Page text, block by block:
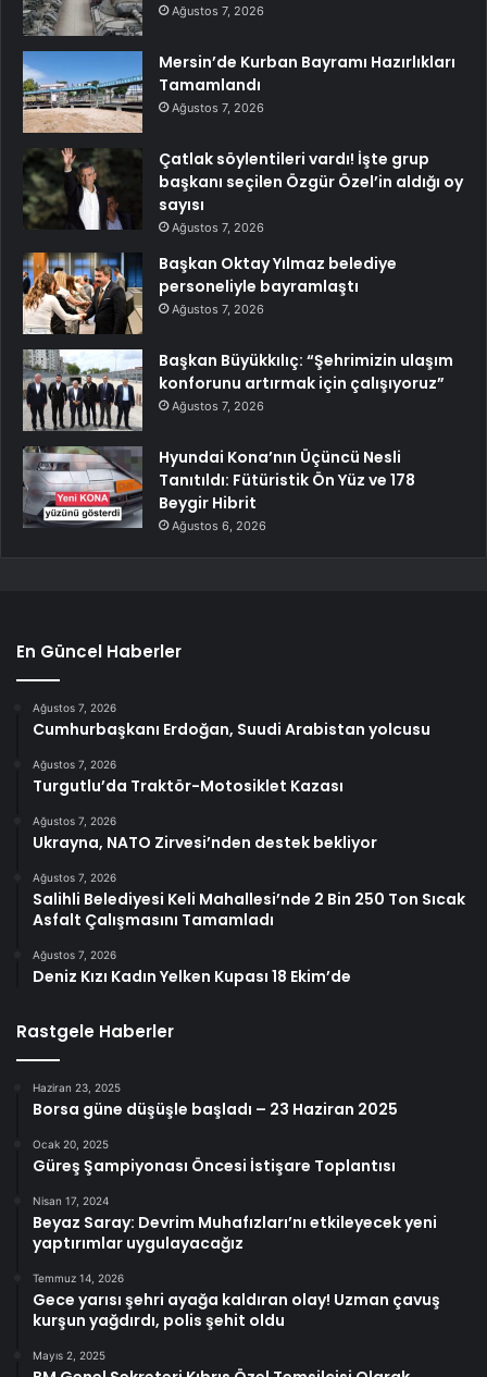
Ağustos 7, 2026
Mersin’de Kurban Bayramı Hazırlıkları
Tamamlandı
Ağustos 7, 2026
Çatlak söylentileri vardı! İşte grup
başkanı seçilen Özgür Özel’in aldığı oy
sayısı
Ağustos 7, 2026
Başkan Oktay Yılmaz belediye
personeliyle bayramlaştı
Ağustos 7, 2026
Başkan Büyükkılıç: “Şehrimizin ulaşım
konforunu artırmak için çalışıyoruz”
Ağustos 7, 2026
Hyundai Kona’nın Üçüncü Nesli
Tanıtıldı: Fütüristik Ön Yüz ve 178
Beygir Hibrit
Ağustos 6, 2026
En Güncel Haberler
Ağustos 7, 2026
Cumhurbaşkanı Erdoğan, Suudi Arabistan yolcusu
Ağustos 7, 2026
Turgutlu’da Traktör-Motosiklet Kazası
Ağustos 7, 2026
Ukrayna, NATO Zirvesi’nden destek bekliyor
Ağustos 7, 2026
Salihli Belediyesi Keli Mahallesi’nde 2 Bin 250 Ton Sıcak
Asfalt Çalışmasını Tamamladı
Ağustos 7, 2026
Deniz Kızı Kadın Yelken Kupası 18 Ekim’de
Rastgele Haberler
Haziran 23, 2025
Borsa güne düşüşle başladı – 23 Haziran 2025
Ocak 20, 2025
Güreş Şampiyonası Öncesi İstişare Toplantısı
Nisan 17, 2024
Beyaz Saray: Devrim Muhafızları’nı etkileyecek yeni
yaptırımlar uygulayacağız
Temmuz 14, 2026
Gece yarısı şehri ayağa kaldıran olay! Uzman çavuş
kurşun yağdırdı, polis şehit oldu
Mayıs 2, 2025